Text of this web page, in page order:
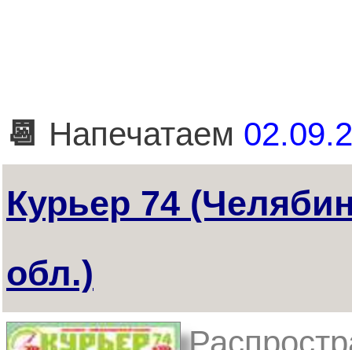
📆 Напечатаем
Курьер 74
обл.)